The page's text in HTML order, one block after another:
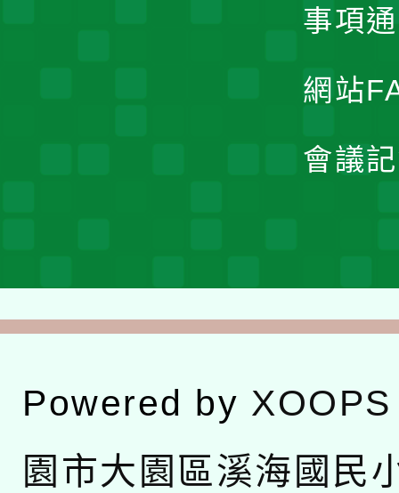
事項
網站
會議
Powered by XOOPS
園市大園區溪海國民